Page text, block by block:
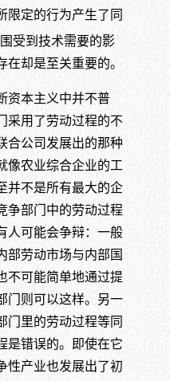
限定的行为产生了同
受到技术需要的影
却是至关重要的。
本主义中并不普
采用了劳动过程的不
合公司发展出的那种
像农业综合企业的工
并不是所有最大的企
争部门中的劳动过程
人可能会争辩：一般
部劳动市场与内部国
不可能简单地通过提
门则可以这样。另一
门里的劳动过程等同
是错误的。即使在它
性产业也发展出了初